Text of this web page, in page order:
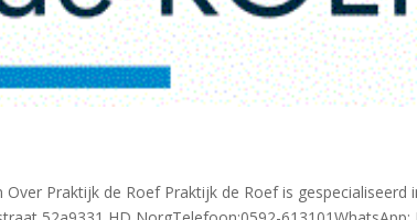
Praktijk de Roef Praktijk de Roef is gespecialiseerd